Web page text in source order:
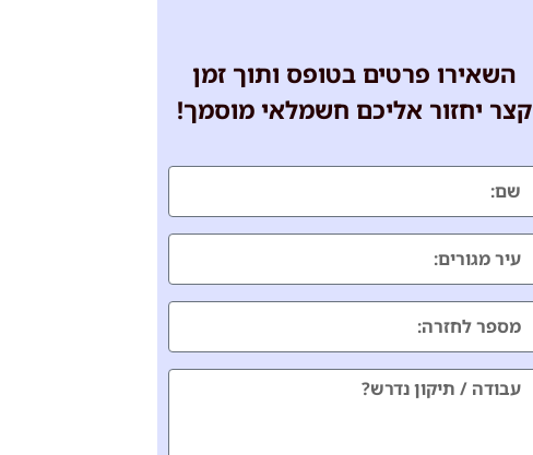
השאירו פרטים בטופס ותוך זמן
קצר יחזור אליכם חשמלאי מוסמך!